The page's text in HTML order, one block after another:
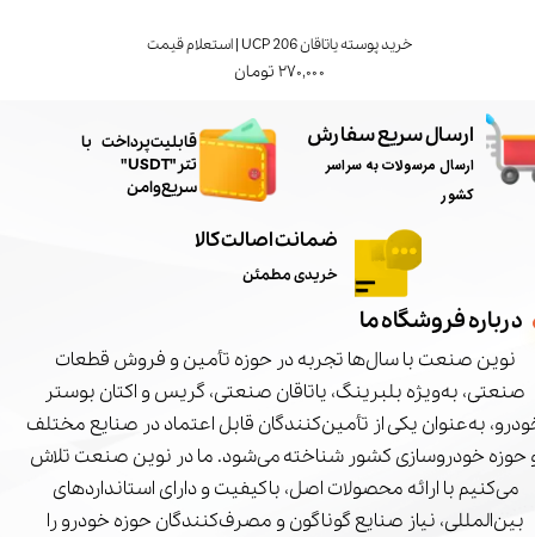
خرید پوسته یاتاقان UCP 206 | استعلام قیمت
۲۷۰,۰۰۰ تومان
ارسال سریع سفارش
ارسال مرسولات به سراسر
کشور
ضمانت اصالت کالا
خریدی مطمئن
درباره فروشگاه ما
نوین صنعت با سال‌ها تجربه در حوزه تأمین و فروش قطعات
صنعتی، به‌ویژه بلبرینگ، یاتاقان صنعتی، گریس و اکتان بوستر
به‌عنوان یکی از تأمین‌کنندگان قابل اعتماد در صنایع مختلف
حوزه خودروسازی کشور شناخته می‌شود. ما در نوین صنعت تلاش
می‌کنیم با ارائه محصولات اصل، باکیفیت و دارای استانداردهای
بین‌المللی، نیاز صنایع گوناگون و مصرف‌کنندگان حوزه خودرو را
​قابلیت پرداخت با
تتر"USDT"
سریع و امن